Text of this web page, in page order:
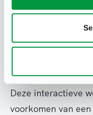
pilot van het
Workshop 2: Welk
wedstrijd?
Deze interactieve
voorkomen van